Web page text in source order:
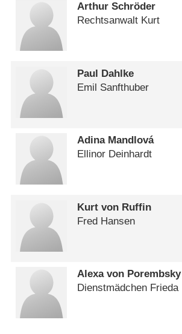
Arthur Schröder
Rechtsanwalt Kurt
Paul Dahlke
Emil Sanfthuber
Adina Mandlová
Ellinor Deinhardt
Kurt von Ruffin
Fred Hansen
Alexa von Porembsky
Dienstmädchen Frieda